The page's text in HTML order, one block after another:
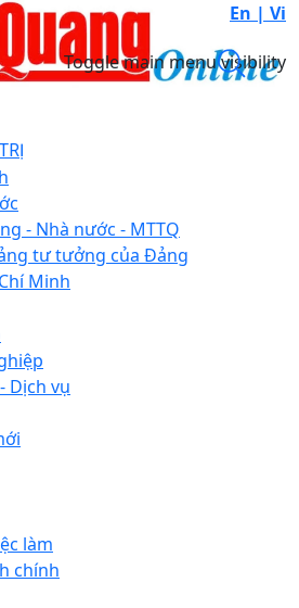
En | Vi
Toggle main menu visibility
- Nhà nước - MTTQ
tư tưởng của Đảng
Minh
Dịch vụ
làm
chính